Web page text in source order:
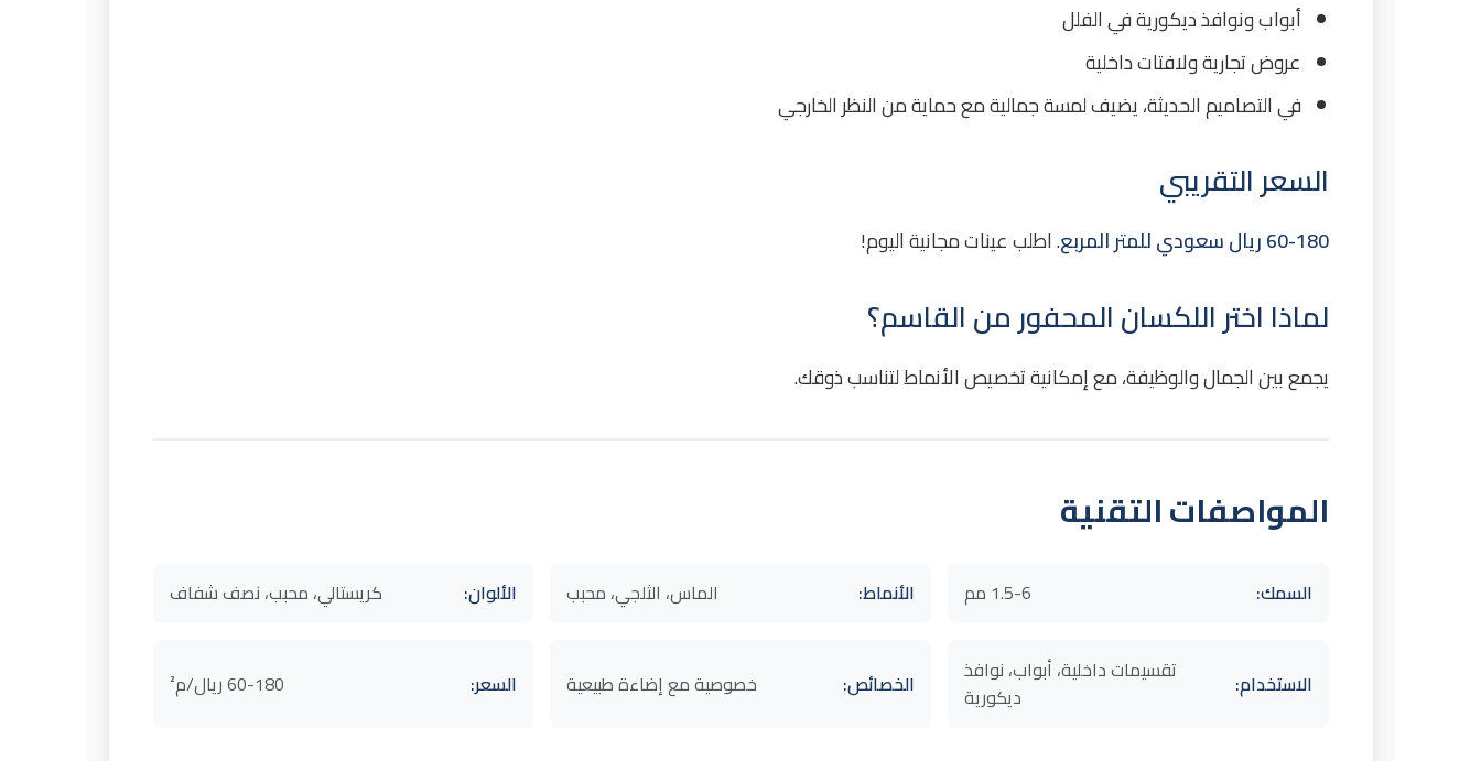
أبواب ونوافذ ديكورية في الفلل
عروض تجارية ولافتات داخلية
في التصاميم الحديثة، يضيف لمسة جمالية مع حماية من النظر الخارجي
السعر التقريبي
60-180 ريال سعودي للمتر المربع . اطلب عينات مجانية اليوم!
لماذا اختر اللكسان المحفور من القاسم؟
يجمع بين الجمال والوظيفة، مع إمكانية تخصيص الأنماط لتناسب ذوقك.
المواصفات التقنية
السمك: 1.5-6 مم الأنماط: الماس، الثلجي، محبب الألوان: كريستالي، محبب، نصف شفاف
الاستخدام:
تقسيمات داخلية، أبواب، نوافذ
ديكورية
الخصائص: خصوصية مع إضاءة طبيعية السعر: 60-180 ريال/م²